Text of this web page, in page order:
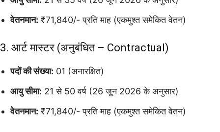
वेतनमान: ₹71,840/- प्रति माह (एकमुश्त समेकित वेतन)
3. आर्ट मास्टर (अनुबंधित – Contractual)
पदों की संख्या: 01 (अनारक्षित)
आयु सीमा: 21 से 50 वर्ष (26 जून 2026 के अनुसार)
वेतनमान: ₹71,840/- प्रति माह (एकमुश्त समेकित वेतन)